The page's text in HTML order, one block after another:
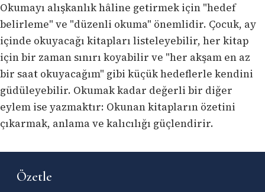
Okumayı alışkanlık hâline getirmek için "hedef
belirleme" ve "düzenli okuma" önemlidir. Çocuk, ay
içinde okuyacağı kitapları listeleyebilir, her kitap
için bir zaman sınırı koyabilir ve "her akşam en az
bir saat okuyacağım" gibi küçük hedeflerle kendini
güdüleyebilir. Okumak kadar değerli bir diğer
eylem ise yazmaktır: Okunan kitapların özetini
çıkarmak, anlama ve kalıcılığı güçlendirir.
Özetle